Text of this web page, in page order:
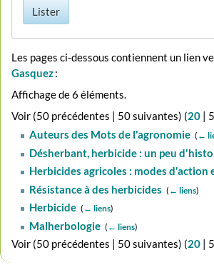
Lister
Les pages ci-dessous contiennent un lien
Gasquez:
Affichage de 6 éléments.
Voir (50 précédentes | 50 suivantes) (20 |
Auteurs des Mots de l'agronomie‎ ( ←
Désherbant, herbicide : un peu
Herbicides agricoles : modes d'action
Résistance à des herbicides ( ← liens)
Herbicide‎ ( ← liens)
Malherbologie‎ ( ← liens)
Voir (50 précédentes | 50 suivantes) (20 |